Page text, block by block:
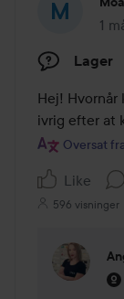
1
Lager
Hej! Hvornår
ivrig efter at
Oversat
Like
596 visninger